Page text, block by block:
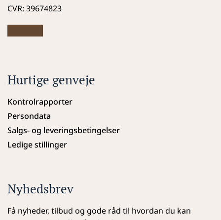
CVR: 39674823
Hurtige genveje
Kontrolrapporter
Persondata
Salgs- og leveringsbetingelser
Ledige stillinger
Nyhedsbrev
Få nyheder, tilbud og gode råd til hvordan du kan